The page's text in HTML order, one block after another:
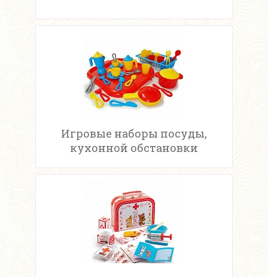
Игровые наборы посуды,
кухонной обстановки